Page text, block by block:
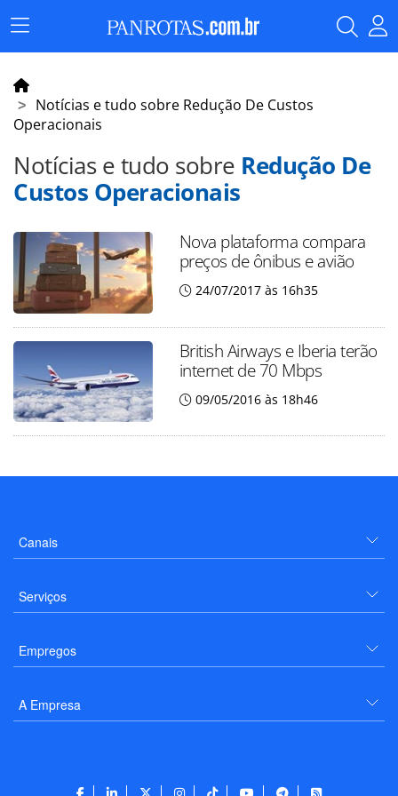
Menu
Principal
Notícias e tudo sobre Redução De Custos
Operacionais
Notícias e tudo sobre Redução De
Custos Operacionais
Nova plataforma compara
preços de ônibus e avião
24/07/2017 às 16h35
British Airways e Iberia terão
internet de 70 Mbps
09/05/2016 às 18h46
Canais
Serviços
Empregos
A Empresa